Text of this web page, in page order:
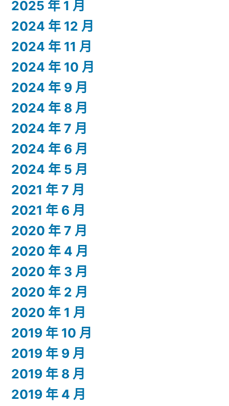
2025 年 1 月
2024 年 12 月
2024 年 11 月
2024 年 10 月
2024 年 9 月
2024 年 8 月
2024 年 7 月
2024 年 6 月
2024 年 5 月
2021 年 7 月
2021 年 6 月
2020 年 7 月
2020 年 4 月
2020 年 3 月
2020 年 2 月
2020 年 1 月
2019 年 10 月
2019 年 9 月
2019 年 8 月
2019 年 4 月